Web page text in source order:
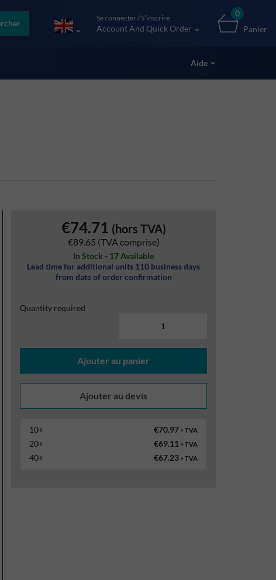
Se connecter / S’inscrire
Account And Quick Order
0
Panier
Aide
€74.71 (hors TVA)
€89.65 (TVA comprise)
In Stock - 17 Available
Lead time for additional units 110 business days
from date of order confirmation
Quantity required
Ajouter au panier
10+ €70.97+ TVA
20+ €69.11 + TVA
40+ €67.23+ TVA